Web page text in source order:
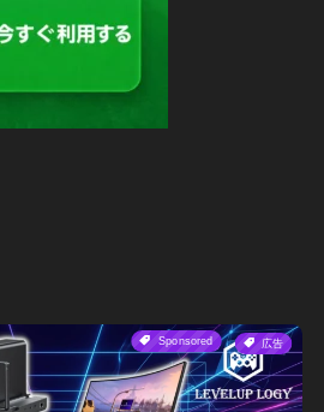
Sponsored 広告